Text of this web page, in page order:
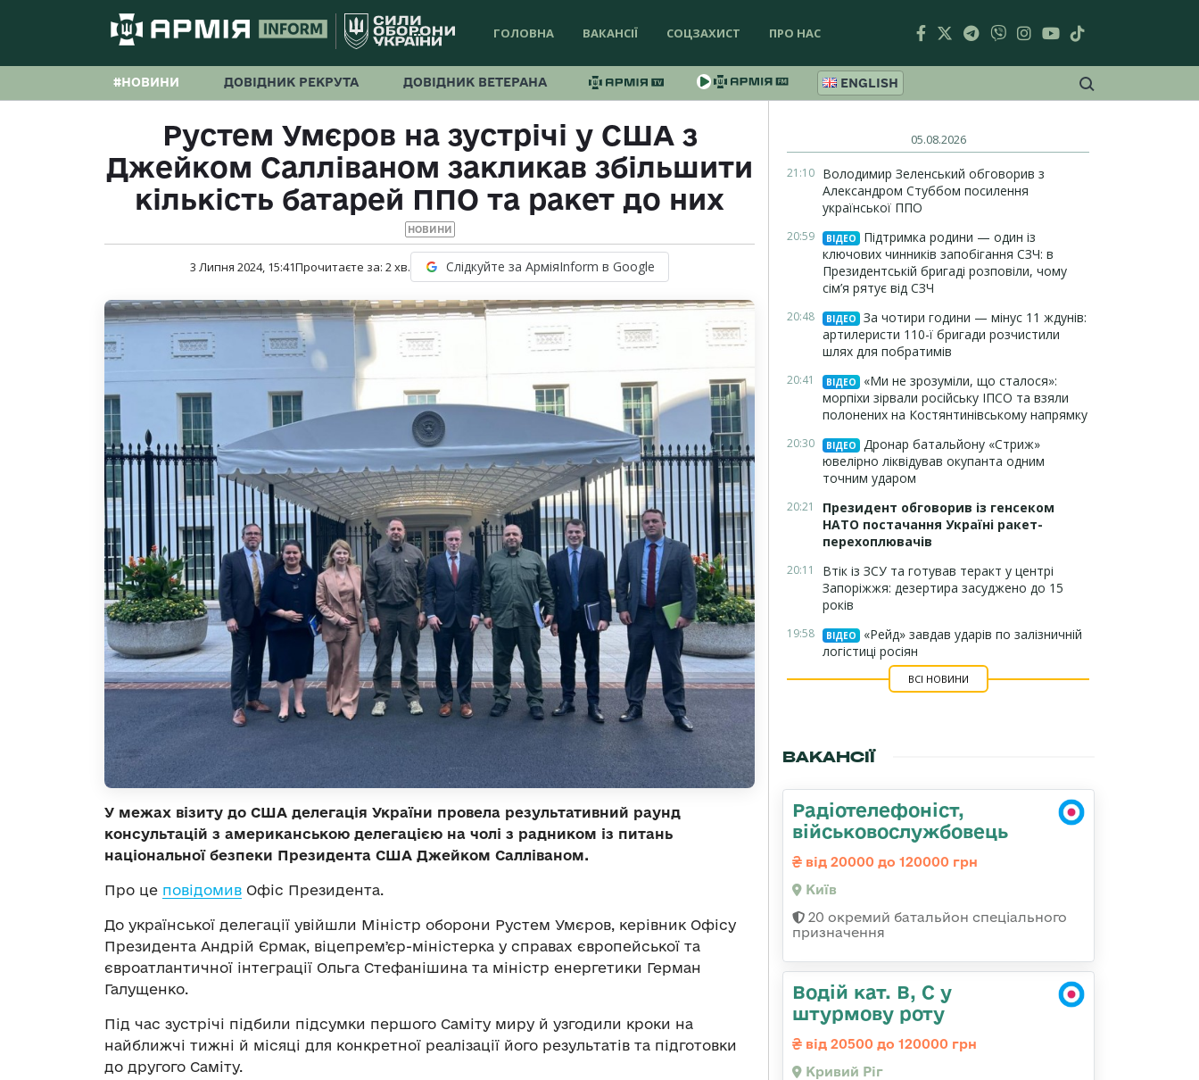
ГОЛОВНА ВАКАНСІЇ СОЦЗАХИСТ ПРО НАС
#НОВИНИ ДОВІДНИК РЕКРУТА ДОВІДНИК ВЕТЕРАНА ENGLISH
Рустем Умєров на зустрічі у США з
Джейком Салліваном закликав збільшити
кількість батарей ППО та ракет до них
НОВИНИ
3 Липня 2024, 15:41Прочитаєте за: 2хв. Слідкуйте за АрміяInform в Google
У межах візиту до США делегація України провела результативний раунд
консультацій з американською делегацією на чолі з радником із питань
національної безпеки Президента США Джейком Салліваном.
Про це повідомив Офіс Президента.
До української делегації увійшли Міністр оборони Рустем Умєров, керівник Офісу
Президента Андрій Єрмак, віцепремʼєр-міністерка у справах європейської та
євроатлантичної інтеграції Ольга Стефанішина та міністр енергетики Герман
Галущенко.
Під час зустрічі підбили підсумки першого Саміту миру й узгодили кроки на
найближчі тижні й місяці для конкретної реалізації його результатів та підготовки
до другого Саміту.
05.08.2026
21:10 Володимир Зеленський обговорив з
Александром Стуббом посилення
української ППО
20:59 ВІДЕО
Підтримка родини — один із
ключових чинників запобігання СЗЧ: в
Президентській бригаді розповіли, чому
сім’я рятує від СЗЧ
20:48 ВІДЕО
За чотири години — мінус 11 ждунів:
артилеристи 110-ї бригади розчистили
шлях для побратимів
20:41 ВІДЕО
«Ми не зрозуміли, що сталося»:
морпіхи зірвали російську ІПСО та взяли
полонених на Костянтинівському напрямку
20:30 ВІДЕО
Дронар батальйону «Стриж»
ювелірно ліквідував окупанта одним
точним ударом
20:21
Президент обговорив із генсеком
НАТО постачання Україні ракет-
перехоплювачів
20:11
Втік із ЗСУ та готував теракт у центрі
Запоріжжя: дезертира засуджено до 15
років
19:58 ВІДЕО
«Рейд» завдав ударів по залізничній
логістиці росіян
ВСІ НОВИНИ
ВАКАНСІЇ
Радіотелефоніст,
військовослужбовець
від 20000 до 120000 грн
Київ
20 окремий батальйон спеціального
призначення
Водій кат. В, С у
штурмову роту
від 20500 до 120000 грн
Кривий Ріг